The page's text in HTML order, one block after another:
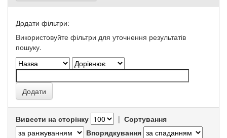
Додати фільтри:
Використовуйте фільтри для уточнення результатів
пошуку.
Вивести на сторінку | Сортування
Впорядкування